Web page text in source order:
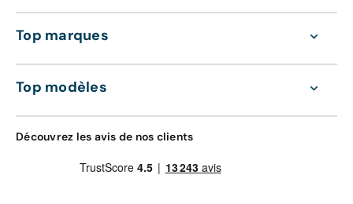
Top marques
Top modèles
Découvrez les avis de nos clients